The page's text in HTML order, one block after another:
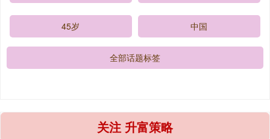
45岁 中国
全部话题标签
关注 升富策略